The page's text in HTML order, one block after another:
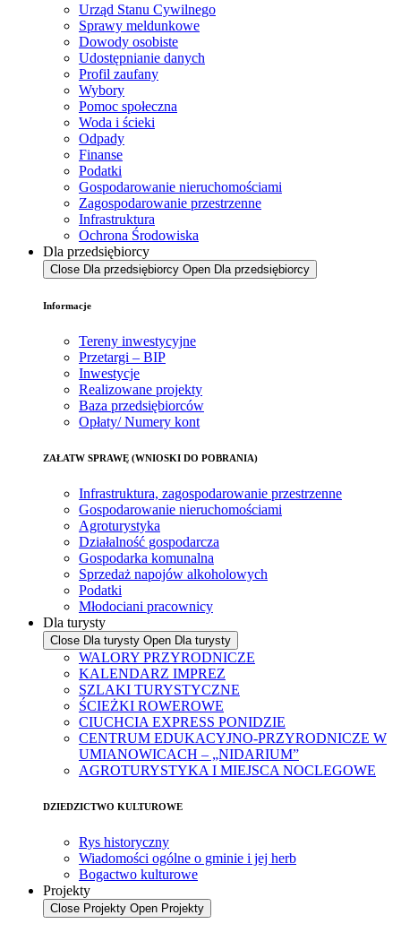
Urząd Stanu Cywilnego
Sprawy meldunkowe
Dowody osobiste
Udostępnianie danych
Profil zaufany
Wybory
Pomoc społeczna
Woda i ścieki
Odpady
Finanse
Podatki
Gospodarowanie nieruchomościami
Zagospodarowanie przestrzenne
Infrastruktura
Ochrona Środowiska
Dla przedsiębiorcy
Close Dla przedsiębiorcy Open Dla przedsiębiorcy
Informacje
Tereny inwestycyjne
Przetargi – BIP
Inwestycje
Realizowane projekty
Baza przedsiębiorców
Opłaty/ Numery kont
ZAŁATW SPRAWĘ (WNIOSKI DO POBRANIA)
Infrastruktura, zagospodarowanie przestrzenne
Gospodarowanie nieruchomościami
Agroturystyka
Działalność gospodarcza
Gospodarka komunalna
Sprzedaż napojów alkoholowych
Podatki
Młodociani pracownicy
Dla turysty
Close Dla turysty Open Dla turysty
WALORY PRZYRODNICZE
KALENDARZ IMPREZ
SZLAKI TURYSTYCZNE
ŚCIEŻKI ROWEROWE
CIUCHCIA EXPRESS PONIDZIE
CENTRUM EDUKACYJNO-PRZYRODNICZE W
UMIANOWICACH – „NIDARIUM”
AGROTURYSTYKA I MIEJSCA NOCLEGOWE
DZIEDZICTWO KULTUROWE
Rys historyczny
Wiadomości ogólne o gminie i jej herb
Bogactwo kulturowe
Projekty
Close Projekty Open Projekty